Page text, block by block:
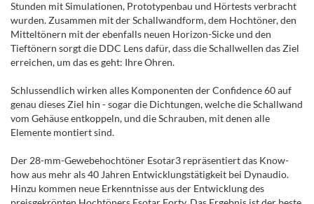
Stunden mit Simulationen, Prototypenbau und Hörtests verbracht
wurden. Zusammen mit der Schallwandform, dem Hochtöner, den
Mitteltönern mit der ebenfalls neuen Horizon-Sicke und den
Tieftönern sorgt die DDC Lens dafür, dass die Schallwellen das Ziel
erreichen, um das es geht: Ihre Ohren.
Schlussendlich wirken alles Komponenten der Confidence 60 auf
genau dieses Ziel hin - sogar die Dichtungen, welche die Schallwand
vom Gehäuse entkoppeln, und die Schrauben, mit denen alle
Elemente montiert sind.
Der 28-mm-Gewebehochtöner Esotar3 repräsentiert das Know-
how aus mehr als 40 Jahren Entwicklungstätigkeit bei Dynaudio.
Hinzu kommen neue Erkenntnisse aus der Entwicklung des